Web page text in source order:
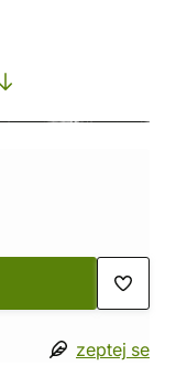
zeptej se